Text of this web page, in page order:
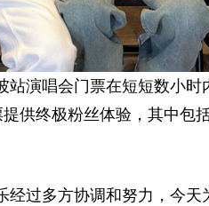
演唱会门票在短短数小
供终极粉丝体验，其中
过多方协调和努力，今